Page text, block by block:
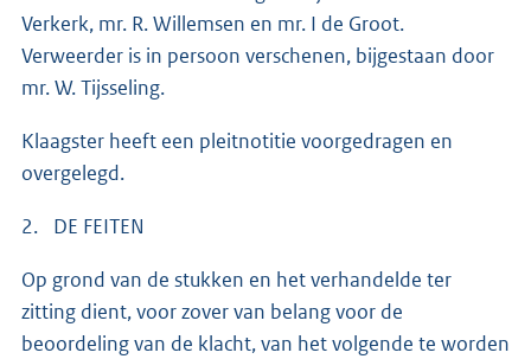
Verkerk, mr. R. Willemsen en mr. I de Groot.
Verweerder is in persoon verschenen, bijgestaan door
mr. W. Tijsseling.
Klaagster heeft een pleitnotitie voorgedragen en
overgelegd.
2. DE FEITEN
Op grond van de stukken en het verhandelde ter
zitting dient, voor zover van belang voor de
beoordeling van de klacht, van het volgende te worden